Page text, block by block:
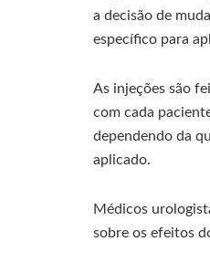
a decisão de
específico para
As injeções são
com cada
dependendo da
aplicado.
Médicos
sobre os efeitos